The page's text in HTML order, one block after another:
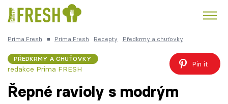
Česká kuchyně Čokoláda
Prima Fresh ■ Prima Fresh Recepty Předkrmy a chuťovky
PŘEDKRMY A CHUŤOVKY
redakce Prima FRESH
Pin it
Řepné ravioly s modrým